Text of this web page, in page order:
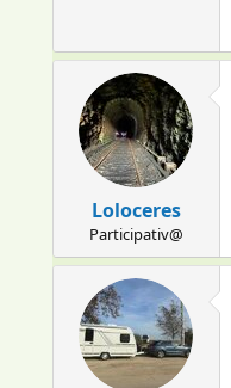
Loloceres
Participativ@